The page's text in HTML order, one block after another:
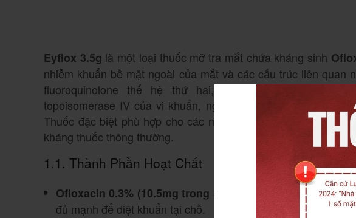
Eyflox 3.5g là một loại thuốc mỡ tra mắt chứa kháng sinh
nhiễm khuẩn bề mặt ngoài của mắt và các cấu trúc liên quan
fluoroquinolone thế hệ thứ hai, hoạt động bằng cách
topoisomerase IV của vi khuẩn, ngăn chặn sự nhân đôi
Thuốc đặc biệt phù hợp cho các nhiễm trùng mắt do vi khuẩn
kháng thuốc thông thường.
1.1. Thành Phần Hoạt Chất
Ofloxacin 0.3% (10.5mg trong 3.5g thuốc mỡ)
: Hoạt chất
đủ mạnh để diệt khuẩn tại chỗ.